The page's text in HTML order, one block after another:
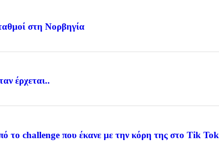
στη Νορβηγία
έρχεται..
το challenge που έκανε με την κόρη της στο Tik Tok